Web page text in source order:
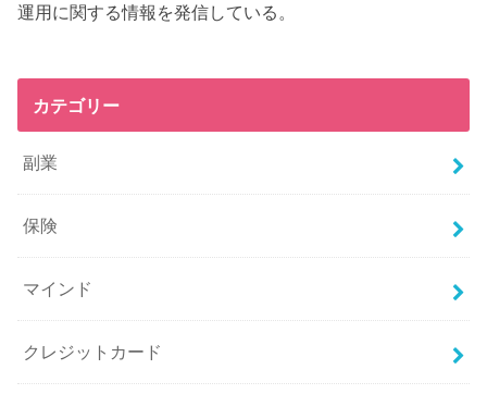
運用に関する情報を発信している。
カテゴリー
副業
保険
マインド
クレジットカード